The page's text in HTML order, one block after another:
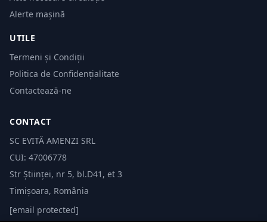
Alerte mașină
UTILE
Termeni și Condiții
Politica de Confidențialitate
Contactează-ne
CONTACT
SC EVITĂ AMENZI SRL
CUI: 47006778
Str Științei, nr 5, bl.D41, et 3
Timișoara, România
[email protected]